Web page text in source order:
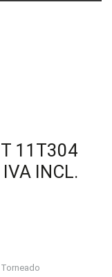
11T304
INCL.
Torneado